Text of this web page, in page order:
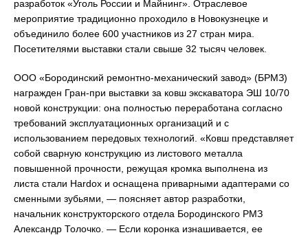
разработок «Уголь России и Майнинг». Отраслевое
мероприятие традиционно проходило в Новокузнецке и
объединило более 600 участников из 27 стран мира.
Посетителями выставки стали свыше 32 тысяч человек.
ООО «Бородинский ремонтно-механический завод» (БРМЗ)
награжден Гран-при выставки за ковш экскаватора ЭШ 10/70
новой конструкции: она полностью переработана согласно
требований эксплуатационных организаций и с
использованием передовых технологий. «Ковш представляет
собой сварную конструкцию из листового металла
повышенной прочности, режущая кромка выполнена из
листа стали Hardox и оснащена приварными адаптерами со
сменными зубьями, — поясняет автор разработки,
начальник конструкторского отдела Бородинского РМЗ
Александр Толочко. — Если коронка изнашивается, ее